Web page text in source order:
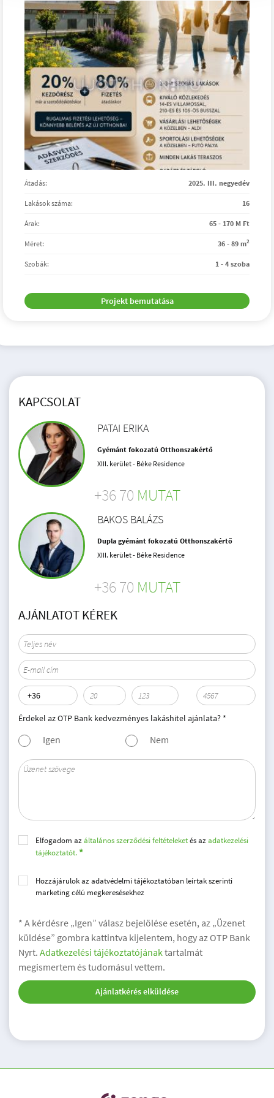
Átadás: 2025. III. negyedév
Lakások száma: 16
Árak: 65 - 170 M Ft
Méret: 36 - 89 m2
Szobák: 1 - 4 szoba
Projekt bemutatása
KAPCSOLAT
PATAI ERIKA
Gyémánt fokozatú Otthonszakértő
XIII. kerület - Béke Residence
+36 70 MUTAT
BAKOS BALÁZS
Dupla gyémánt fokozatú Otthonszakértő
XIII. kerület - Béke Residence
+36 70 MUTAT
AJÁNLATOT KÉREK
Érdekel az OTP Bank kedvezményes lakáshitel ajánlata? *
Igen Nem
Elfogadom azáltalános szerződési feltételeketés azadatkezelési
tájékoztatót.
Hozzájárulok az adatvédelmi tájékoztatóban leírtak szerinti
marketing célú megkeresésekhez
* A kérdésre „Igen” válasz bejelölése esetén, az „Üzenet
küldése” gombra kattintva kijelentem, hogy az OTP Bank
Nyrt. Adatkezelési tájékoztatójának tartalmát
megismertem és tudomásul vettem.
Ajánlatkérés elküldése